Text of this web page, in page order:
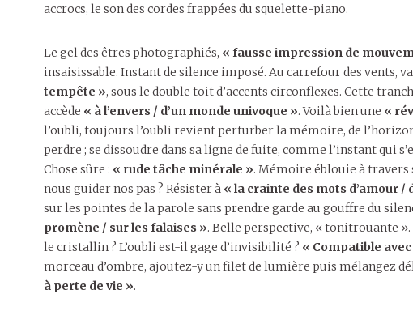
accrocs, le son des cordes frappées du squelette-piano.
Le gel des êtres photographiés, « fausse impression de
insaisissable. Instant de silence imposé. Au carrefour des vents,
tempête », sous le double toit d’accents circonflexes. Cette
accède « à l’envers / d’un monde univoque ». Voilà bien une «
l’oubli, toujours l’oubli revient perturber la mémoire, de
perdre ; se dissoudre dans sa ligne de fuite, comme l’instant qui
Chose sûre : « rude tâche minérale ». Mémoire éblouie à travers
nous guider nos pas ? Résister à « la crainte des mots d’amour /
sur les pointes de la parole sans prendre garde au gouffre du
promène / sur les falaises ». Belle perspective, « tonitrouante
le cristallin ? L’oubli est-il gage d’invisibilité ? « Compatible
morceau d’ombre, ajoutez-y un filet de lumière puis mélangez
à perte de vie ».